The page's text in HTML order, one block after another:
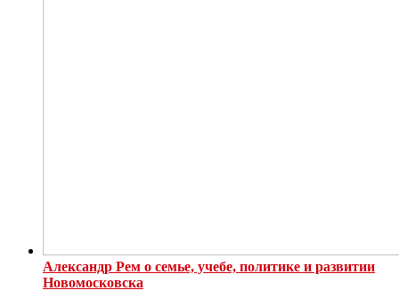
Александр Рем о семье, учебе, политике и развитии
Новомосковска